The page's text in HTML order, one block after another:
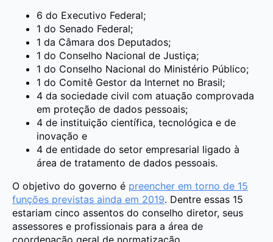
6 do Executivo Federal;
1 do Senado Federal;
1 da Câmara dos Deputados;
1 do Conselho Nacional de Justiça;
1 do Conselho Nacional do Ministério Público;
1 do Comitê Gestor da Internet no Brasil;
4 da sociedade civil com atuação comprovada
em proteção de dados pessoais;
4 de instituição científica, tecnológica e de
inovação e
4 de entidade do setor empresarial ligado à
área de tratamento de dados pessoais.
O objetivo do governo é preencher em torno de 15
funções previstas ainda em 2019. Dentre essas 15
estariam cinco assentos do conselho diretor, seus
assessores e profissionais para a área de
coordenação geral de normatização.